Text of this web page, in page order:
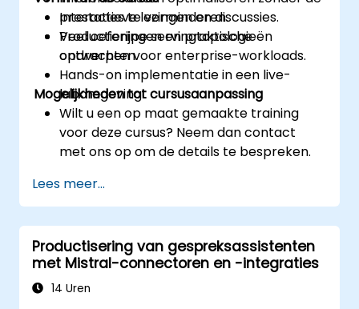
prestaties te verminderen.
Productierijpe servingtopologieën
ontwerpen voor enterprise-workloads.
Interactieve lezingen en discussies.
Veel oefeningen en praktische
opdrachten.
Hands-on implementatie in een live-
labomgeving.
Mogelijkheden tot cursusaanpassing
Wilt u een op maat gemaakte training
voor deze cursus? Neem dan contact
met ons op om de details te bespreken.
Lees meer...
Productisering van gespreksassistenten
met Mistral-connectoren en -integraties
14 Uren